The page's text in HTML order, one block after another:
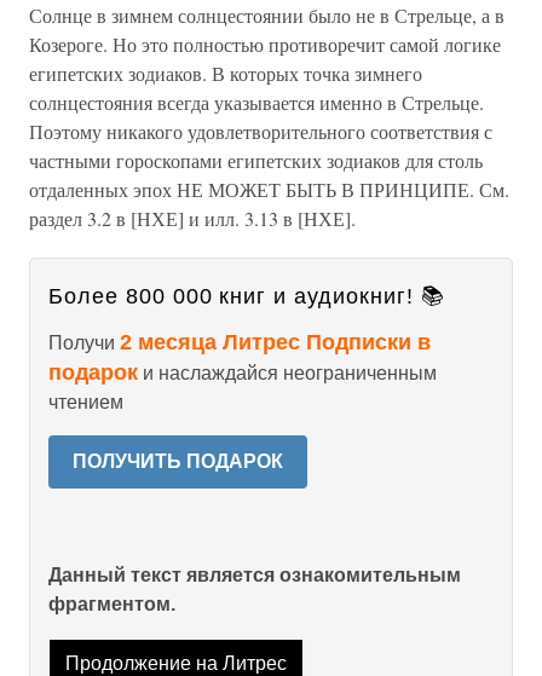
Солнце в зимнем солнцестоянии было не в Стрельце, а в
Козероге. Но это полностью противоречит самой логике
египетских зодиаков. В которых точка зимнего
солнцестояния всегда указывается именно в Стрельце.
Поэтому никакого удовлетворительного соответствия с
частными гороскопами египетских зодиаков для столь
отдаленных эпох НЕ МОЖЕТ БЫТЬ В ПРИНЦИПЕ. См.
раздел 3.2 в [НХЕ] и илл. 3.13 в [НХЕ].
Более 800 000 книг и аудиокниг! 📚
Получи 2 месяца Литрес Подписки в
подарок и наслаждайся неограниченным
чтением
ПОЛУЧИТЬ ПОДАРОК
Данный текст является ознакомительным
фрагментом.
Продолжение на Литрес